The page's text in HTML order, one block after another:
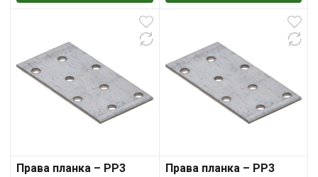
Права планка – PP3 Права планка – PP3